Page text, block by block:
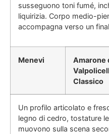
susseguono toni fumé,
liquirizia. Corpo medio-
accompagna verso un
Menevi
Amarone
Classico
Un profilo articolato e
legno di cedro, tostature
muovono sulla scena